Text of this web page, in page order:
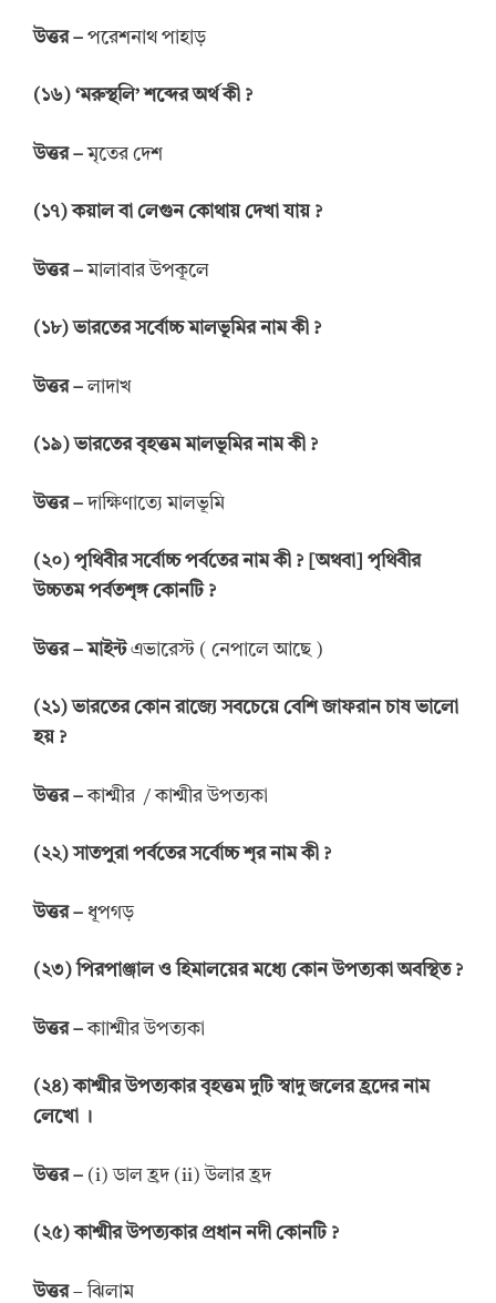
উত্তর– পরেশনাথ পাহাড়
(১৬) ‘মরুস্থলি’শব্দের অর্থ কী ?
উত্তর–মৃতের দেশ
(১৭)কয়াল বা লেগুন কোথায় দেখা যায়?
উত্তর–মালাবার উপকূলে
(১৮)ভারতের সর্বোচ্চ মালভূমির নাম কী ?
উত্তর–লাদাখ
(১৯)ভারতের বৃহত্তম মালভূমির নাম কী ?
উত্তর–দাক্ষিণাত্যে মালভূমি
(২০) পৃথিবীর সর্বোচ্চ পর্বতের নাম কী ? [অথবা
পৃথিবীর
উচ্চতম পর্বতশৃঙ্গ কোনটি?
উত্তর–মাইন্টএভারেস্ট ( নেপালে আছে )
(২১)ভারতের কোন রাজ্যে সবচেয়ে বেশি জাফরান চাষ ভালো
হয়?
উত্তর–কাশ্মীর / কাশ্মীর উপত্যকা
(২২)সাতপুরা পর্বতের সর্বোচ্চ শৃর নাম কী ?
উত্তর– ধূপগড়
(২৩ )পিরপাঞ্জাল ও হিমালয়ের মধ্যে কোন উপত্যকা অবস্থিত?
উত্তর–কাাশ্মীর উপত্যকা
(২৪)কাশ্মীর উপত্যকার বৃহত্তম দুটি স্বাদু জলের হ্রদের নাম
লেখো ।
উত্তর– (i) ডাল হ্রদ (ii) উলার হ্রদ
(২৫)কাশ্মীর উপত্যকার প্রধান নদী কোনটি?
উত্তর– ঝিলাম